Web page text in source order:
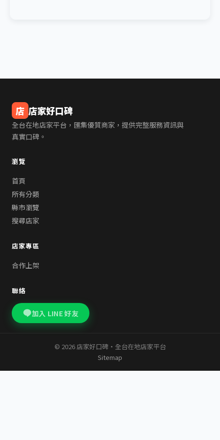
店 店家好口碑
全台在地店家平台，匯集優質商家，提供完整服務資訊與
真實口碑。
瀏覽
首頁
所有分類
縣市瀏覽
搜尋店家
店家專區
合作上架
聯絡
加入 LINE 好友
© 2026 店家好口碑・全台在地店家平台
Sitemap